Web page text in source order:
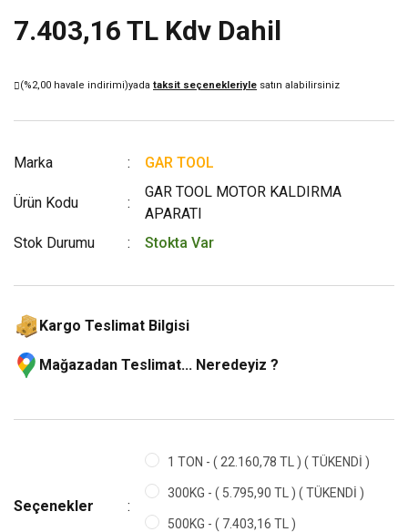
7.403,16 TL Kdv Dahil
(%2,00 havale indirimi)yada taksit seçenekleriyle satın alabilirsiniz
Marka GAR TOOL
Ürün Kodu
GAR TOOL MOTOR KALDIRMA
APARATI
Stok Durumu
Stokta Var
Kargo Teslimat Bilgisi
Mağazadan Teslimat... Neredeyiz ?
Seçenekler
1 TON - ( 22.160,78 TL ) ( TÜKENDİ )
300KG - ( 5.795,90 TL ) ( TÜKENDİ )
500KG - ( 7.403,16 TL )